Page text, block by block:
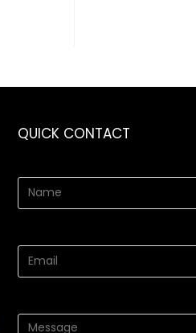
QUICK CONTACT